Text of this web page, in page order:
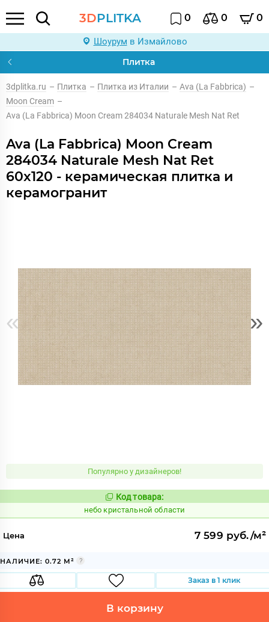
3DPLITKA 0 0 0
Шоурум в Измайлово
Плитка
3dplitka.ru – Плитка – Плитка из Италии – Ava (La Fabbrica) –
Moon Cream –
Ava (La Fabbrica) Moon Cream 284034 Naturale Mesh Nat Ret
Ava (La Fabbrica) Moon Cream
284034 Naturale Mesh Nat Ret
60x120 - керамическая плитка и
керамогранит
« »
Популярно у дизайнеров!
Код:
1123813
Код товара:
небо кристальной области
Цена 7 599 руб./м²
НАЛИЧИЕ: 0.72 М²
Заказ в 1 клик
В корзину